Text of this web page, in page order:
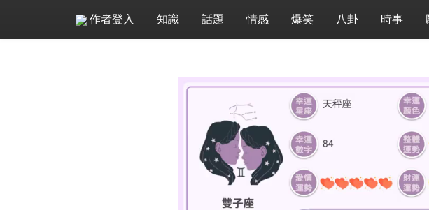
作者登入 知識 話題 情感 爆笑 八卦 時事